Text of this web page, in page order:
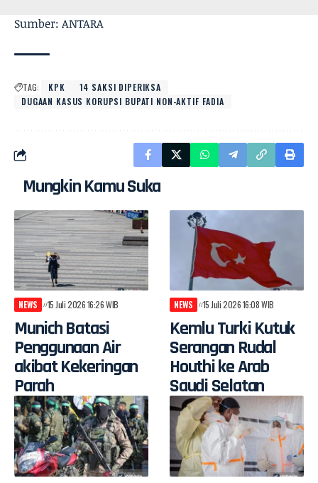
Sumber: ANTARA
TAG: KPK
14 SAKSI DIPERIKSA
DUGAAN KASUS KORUPSI BUPATI NON-AKTIF FADIA
Mungkin Kamu Suka
NEWS 15 Juli 2026 16:26 WIB
Munich Batasi
Penggunaan Air
akibat Kekeringan
Parah
NEWS 15 Juli 2026 16:08 WIB
Kemlu Turki Kutuk
Serangan Rudal
Houthi ke Arab
Saudi Selatan